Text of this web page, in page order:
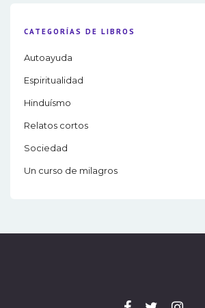
CATEGORÍAS DE LIBROS
Autoayuda
Espiritualidad
Hinduísmo
Relatos cortos
Sociedad
Un curso de milagros